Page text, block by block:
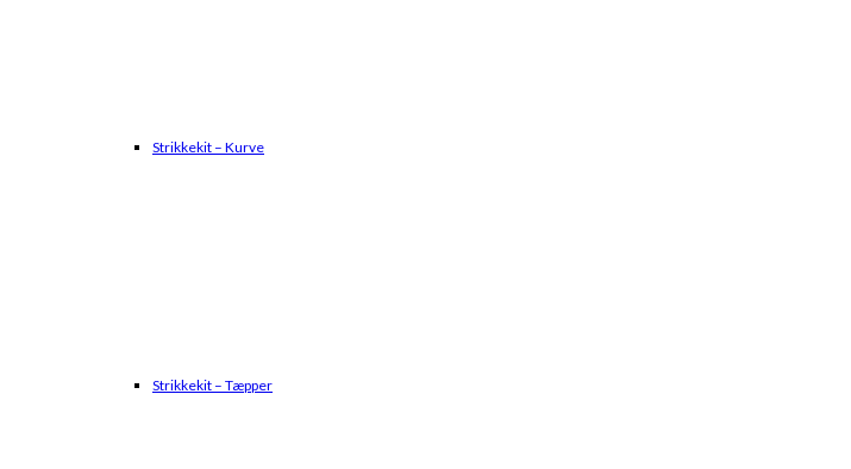
Strikkekit – Kurve
Strikkekit – Tæpper